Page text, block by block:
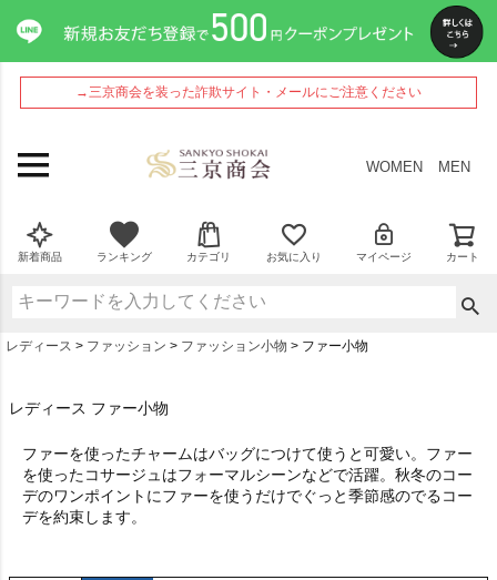
→三京商会を装った詐欺サイト・メールにご注意ください
WOMEN MEN
新着商品 ランキング カテゴリ お気に入り マイページ カート
レディース ファッション ファッション小物 ファー小物
レディース ファー小物
ファーを使ったチャームはバッグにつけて使うと可愛い。ファー
を使ったコサージュはフォーマルシーンなどで活躍。秋冬のコー
デのワンポイントにファーを使うだけでぐっと季節感のでるコー
デを約束します。